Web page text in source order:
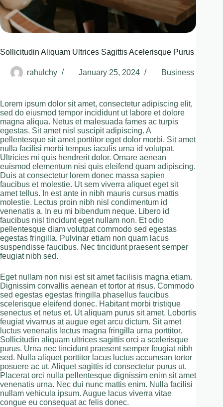
Sollicitudin Aliquam Ultrices Sagittis Acelerisque Purus
rahulchy January 25, 2024 Business
Lorem ipsum dolor sit amet, consectetur adipiscing elit,
sed do eiusmod tempor incididunt ut labore et dolore
magna aliqua. Netus et malesuada fames ac turpis
egestas. Sit amet nisl suscipit adipiscing. A
pellentesque sit amet porttitor eget dolor morbi. Sit amet
nulla facilisi morbi tempus iaculis urna id volutpat.
Ultricies mi quis hendrerit dolor. Ornare aenean
euismod elementum nisi quis eleifend quam adipiscing.
Duis at consectetur lorem donec massa sapien
faucibus et molestie. Ut sem viverra aliquet eget sit
amet tellus. In est ante in nibh mauris cursus mattis
molestie. Lectus proin nibh nisl condimentum id
venenatis a. In eu mi bibendum neque. Libero id
faucibus nisl tincidunt eget nullam non. Et odio
pellentesque diam volutpat commodo sed egestas
egestas fringilla. Pulvinar etiam non quam lacus
suspendisse faucibus. Nec tincidunt praesent semper
feugiat nibh sed.
Eget nullam non nisi est sit amet facilisis magna etiam.
Dignissim convallis aenean et tortor at risus. Commodo
sed egestas egestas fringilla phasellus faucibus
scelerisque eleifend donec. Habitant morbi tristique
senectus et netus et. Ut aliquam purus sit amet. Lobortis
feugiat vivamus at augue eget arcu dictum. Sit amet
luctus venenatis lectus magna fringilla urna porttitor.
Sollicitudin aliquam ultrices sagittis orci a scelerisque
purus. Urna nec tincidunt praesent semper feugiat nibh
sed. Nulla aliquet porttitor lacus luctus accumsan tortor
posuere ac ut. Aliquet sagittis id consectetur purus ut.
Placerat orci nulla pellentesque dignissim enim sit amet
venenatis urna. Nec dui nunc mattis enim. Nulla facilisi
nullam vehicula ipsum. Augue lacus viverra vitae
congue eu consequat ac felis donec.